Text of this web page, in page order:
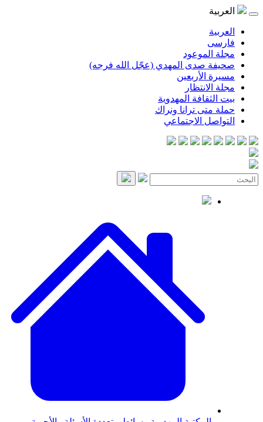
العربية
العربية
فارسی
مجلة الموعود
صحيفة صدى المهدي (عجّل الله فرجه)
مسيرة الأربعين
مجلة الانتظار
بيت الثقافة المهدوية
حملة متى ترانا ونراك
التواصل الاجتماعي